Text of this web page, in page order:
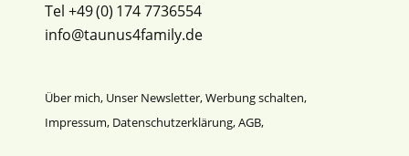
Tel +49 (0) 174 7736554
info@taunus4family.de
Über mich, Unser Newsletter,Werbung schalten,
Impressum, Datenschutz­erklärung,AGB,